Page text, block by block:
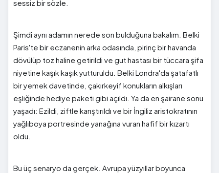
sessiz bir sözle.
Şimdi aynı adamın nerede son bulduğuna bakalım. Belki
Paris'te bir eczanenin arka odasında, pirinç bir havanda
dövülüp toz haline getirildi ve gut hastası bir tüccara şifa
niyetine kaşık kaşık yutturuldu. Belki Londra'da şatafatlı
bir yemek davetinde, çakırkeyif konukların alkışları
eşliğinde hediye paketi gibi açıldı. Ya da en şairane sonu
yaşadı: Ezildi, ziftle karıştırıldı ve bir İngiliz aristokratının
yağlıboya portresinde yanağına vuran hafif bir kızartı
oldu.
Bu üç senaryo da gerçek. Avrupa yüzyıllar boyunca